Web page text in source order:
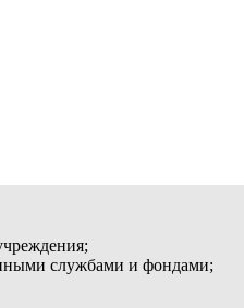
службами и фондами;